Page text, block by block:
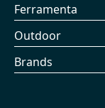
Ferramenta
Outdoor
Brands